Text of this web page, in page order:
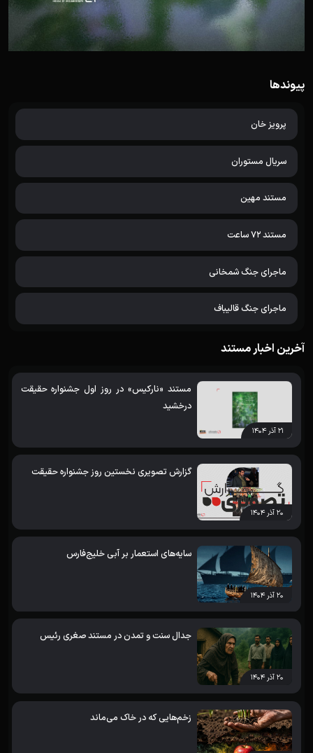
پیوندها
پرویز خان
سریال مستوران
مستند مهین
مستند 72 ساعت
ماجرای جنگ شمخانی
ماجرای جنگ قالیباف
آخرین اخبار مستند
۲۱ آذر ۱۴۰۴
مستند «نارکیس» در روز اول جشنواره حقیقت
درخشید
۲۰ آذر ۱۴۰۴
گزارش تصویری نخستین روز جشنواره حقیقت
۲۰ آذر ۱۴۰۴
سایه‌های استعمار بر آبی خلیج‌فارس
۲۰ آذر ۱۴۰۴
جدال سنت و تمدن در مستند صغری رئیس
زخم‌هایی که در خاک می‌ماند